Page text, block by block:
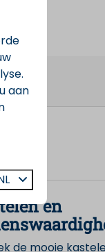
en
de mooie
aan